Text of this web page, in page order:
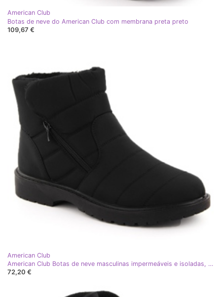
American Club
Botas de neve do American Club com membrana preta preto
109,67 €
American Club
American Club Botas de neve masculinas impermeáveis ​​e isoladas, pretas, Unisoft preto
72,20 €